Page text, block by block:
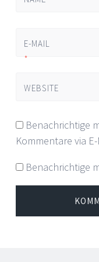
E-MAIL
*
WEBSITE
Benachrichtige
Kommentare via
Benachrichtige